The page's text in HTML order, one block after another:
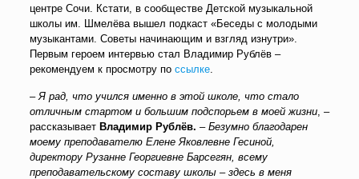
центре Сочи. Кстати, в сообществе Детской музыкальной
школы им. Шмелёва вышел подкаст «Беседы с молодыми
музыкантами. Советы начинающим и взгляд изнутри».
Первым героем интервью стал Владимир Рублёв –
рекомендуем к просмотру по ссылке.
–Я рад, что учился именно в этой школе, что стало
отличным стартом и большим подспорьем в моей жизни, –
рассказывает Владимир Рублёв. – Безумно благодарен
моему преподавателю Елене Яковлевне Гесиной,
директору Рузанне Георгиевне Барсегян, всему
преподавательскому составу школы – здесь в меня